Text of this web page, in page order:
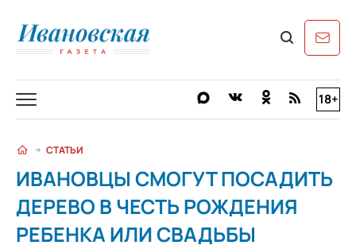
18+
СТАТЬИ
ИВАНОВЦЫ СМОГУТ ПОСАДИТЬ
ДЕРЕВО В ЧЕСТЬ РОЖДЕНИЯ
РЕБЕНКА ИЛИ СВАДЬБЫ